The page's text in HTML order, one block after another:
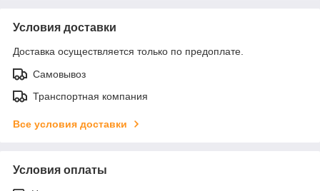
Условия доставки
Доставка осуществляется только по предоплате.
Самовывоз
Транспортная компания
Все условия доставки
Условия оплаты